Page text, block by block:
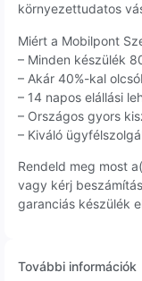
környezettudatos
Miért a Mobilpont
– Minden készülék
– Akár 40%-kal
– 14 napos elállási
– Országos gyors
– Kiváló
Rendeld meg most
vagy kérj
garanciás készülék
További információk